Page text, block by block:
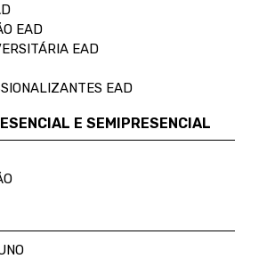
EAD
EAD
EAD
E SEMIPRESENCIAL